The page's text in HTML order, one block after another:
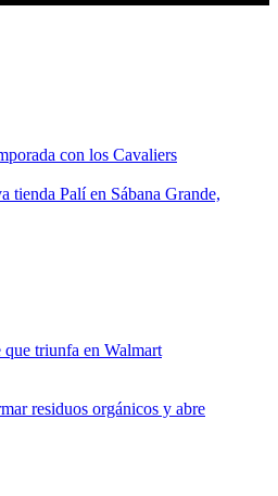
2022
con los Cavaliers
tienda Palí en Sábana Grande,
triunfa en Walmart
residuos orgánicos y abre